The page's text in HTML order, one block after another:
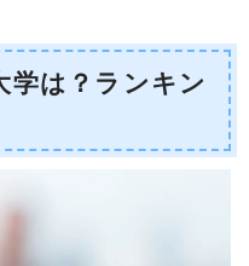
学は？ランキン